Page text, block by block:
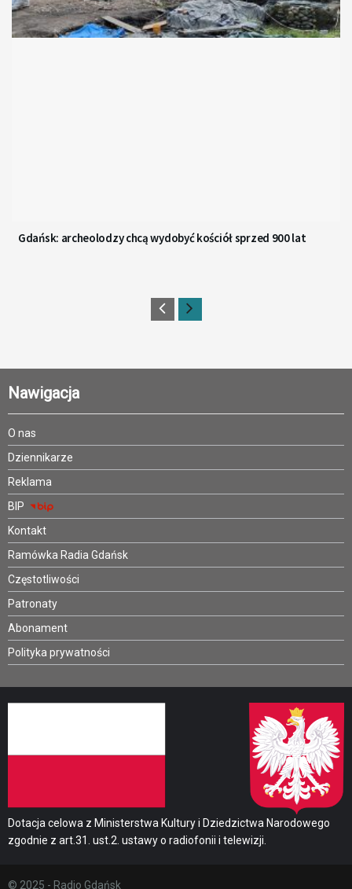
Gdańsk: archeolodzy chcą wydobyć kościół sprzed 900 lat
Nawigacja
O nas
Dziennikarze
Reklama
BIP
Kontakt
Ramówka Radia Gdańsk
Częstotliwości
Patronaty
Abonament
Polityka prywatności
Dotacja celowa z Ministerstwa Kultury i Dziedzictwa Narodowego
zgodnie z art.31. ust.2. ustawy o radiofonii i telewizji.
© 2025 - Radio Gdańsk